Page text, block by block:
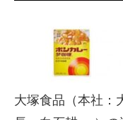
大塚食品（本社：